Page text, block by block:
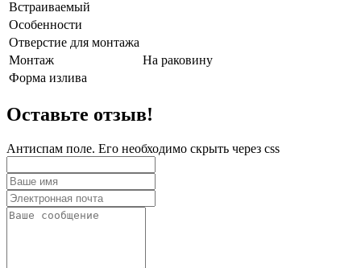
Встраиваемый
Особенности
Отверстие для монтажа
Монтаж
На раковину
Форма излива
Оставьте отзыв!
Антиспам поле. Его необходимо скрыть через css